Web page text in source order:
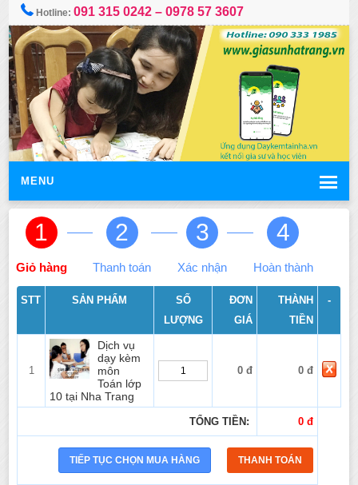
Hotline:091 315 0242 – 0978 57 3607
MENU
1
Giỏ hàng
2
Thanh toán
3
Xác nhận
4
Hoàn thành
STT SẢN PHẨM
SỐ
LƯỢNG
ĐƠN
GIÁ
THÀNH
TIỀN
-
1
Dịch vụ
dạy kèm
môn
Toán lớp
10 tại Nha Trang
0 đ 0 đ
TỔNG TIỀN: 0 đ